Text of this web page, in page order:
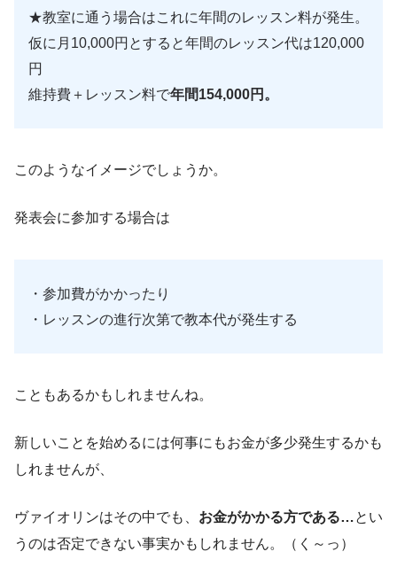
★教室に通う場合はこれに年間のレッスン料が発生。
仮に月10,000円とすると年間のレッスン代は120,000
円
維持費＋レッスン料で年間154,000円。
このようなイメージでしょうか。
発表会に参加する場合は
・参加費がかかったり
・レッスンの進行次第で教本代が発生する
こともあるかもしれませんね。
新しいことを始めるには何事にもお金が多少発生するかも
しれませんが、
ヴァイオリンはその中でも、 お金がかかる方である…とい
うのは否定できない事実かもしれません。（く～っ）